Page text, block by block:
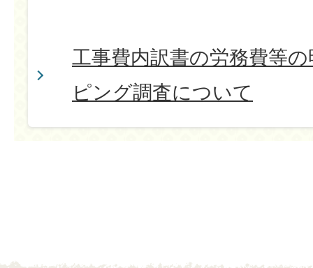
工事費内訳書の労務費等
ピング調査について